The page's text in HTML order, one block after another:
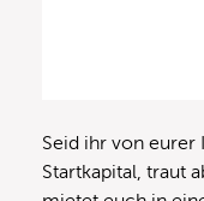
Seid ihr von eurer
Startkapital, traut